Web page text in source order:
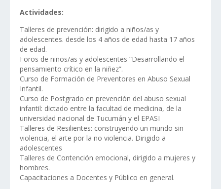
Actividades:
Talleres de prevención: dirigido a niños/as y
adolescentes. desde los 4 años de edad hasta 17 años
de edad.
Foros de niños/as y adolescentes “Desarrollando el
pensamiento crítico en la niñez”.
Curso de Formación de Preventores en Abuso Sexual
Infantil.
Curso de Postgrado en prevención del abuso sexual
infantil: dictado entre la facultad de medicina, de la
universidad nacional de Tucumán y el EPASI
Talleres de Resilientes: construyendo un mundo sin
violencia, el arte por la no violencia. Dirigido a
adolescentes
Talleres de Contención emocional, dirigido a mujeres y
hombres.
Capacitaciones a Docentes y Público en general.